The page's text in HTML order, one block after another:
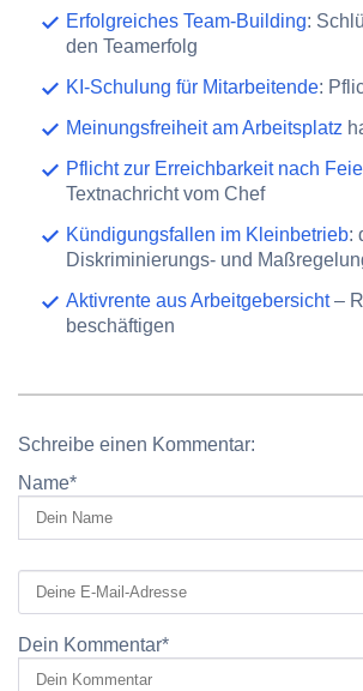
Erfolgreiches Team-Building:
den Teamerfolg
KI-Schulung für Mitarbeitende:
Meinungsfreiheit am Arbeitsplatz
Pflicht zur Erreichbarkeit nach
Textnachricht vom Chef
Kündigungsfallen im Kleinbetrieb:
Diskriminierungs- und
Aktivrente aus Arbeitgebersicht–
beschäftigen
Schreibe einen Kommentar:
Name*
Dein Kommentar*